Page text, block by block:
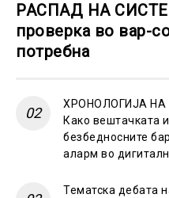
РАСПАД НА
проверка во вар-
потребна
ХРОНОЛОГИЈА
Како вештачката
безбедносните
аларм во
Тематска дебата